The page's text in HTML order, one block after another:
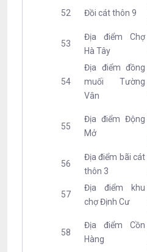
52 Đồi cát thôn 9
53
Địa điểm Chợ
Hà Tây
54
Địa điểm đồng
muối Tường
Vân
55
Địa điểm Động
Mở
56
Địa điểm bãi cát
thôn 3
57
Địa điểm khu
chợ Định Cư
58
Địa điểm Cồn
Hàng